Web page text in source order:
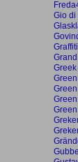
Gio di